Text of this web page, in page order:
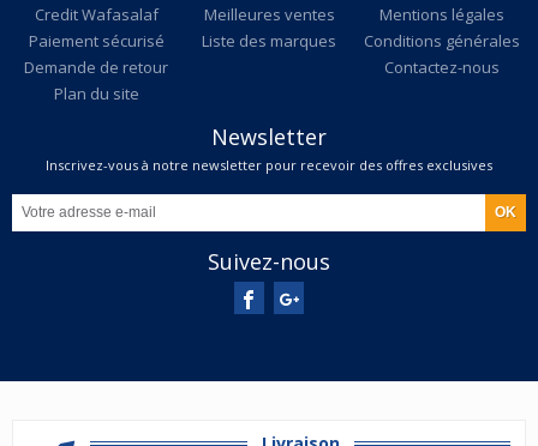
Credit Wafasalaf
Paiement sécurisé
Demande de retour
Plan du site
Meilleures ventes
Liste des marques
Mentions légales
Conditions générales
Contactez-nous
Newsletter
Inscrivez-vous à notre newsletter pour recevoir des offres exclusives
Suivez-nous